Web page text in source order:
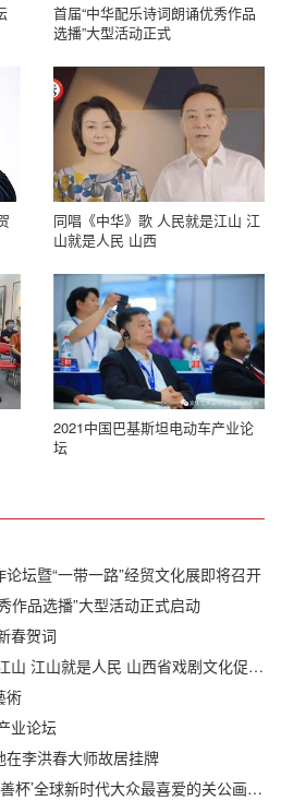
首届“中华配乐诗词朗诵优秀作品
选播”大型活动正式
同唱《中华》歌 人民就是江山 江
山就是人民 山西
2021中国巴基斯坦电动车产业论
坛
坛暨“一带一路”经贸文化展即将召开
作品选播”大型活动正式启动
春贺词
江山就是人民 山西省戏剧文化促进会
術
业论坛
李洪春大师故居挂牌
公画像（造型）艺术作品征集评比”活动收官时间延迟 报名零元 仍在报名中